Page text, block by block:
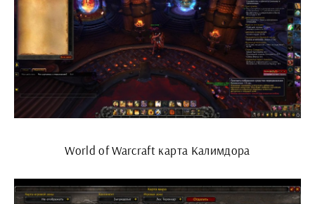
World of Warcraft карта Калимдора